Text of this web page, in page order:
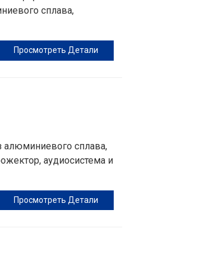
сплава,
Просмотреть Детали
сплава,
аудиосистема и
Просмотреть Детали